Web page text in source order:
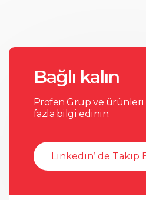
Bağlı kalın
Profen Grup ve ürünleri
fazla bilgi edinin.
Linkedin’ de Takip